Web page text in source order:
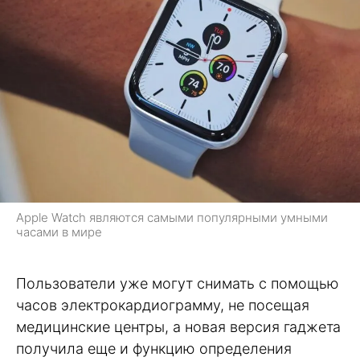
Apple Watch являются самыми популярными умными
часами в мире
Пользователи уже могут снимать с помощью
часов электрокардиограмму, не посещая
медицинские центры, а новая версия гаджета
получила еще и функцию определения